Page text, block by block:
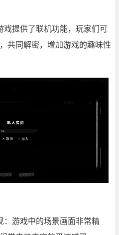
戏提供了联机功能，玩家们可
共同解密，增加游戏的趣味性
：游戏中的场景画面非常精